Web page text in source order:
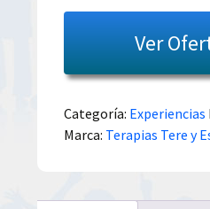
era:
Ver
Categoría: Experiencias
Marca: Terapias Tere y